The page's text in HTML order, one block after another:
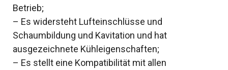
Betrieb;
– Es widersteht Lufteinschlüsse und
Schaumbildung und Kavitation und hat
ausgezeichnete Kühleigenschaften;
– Es stellt eine Kompatibilität mit allen